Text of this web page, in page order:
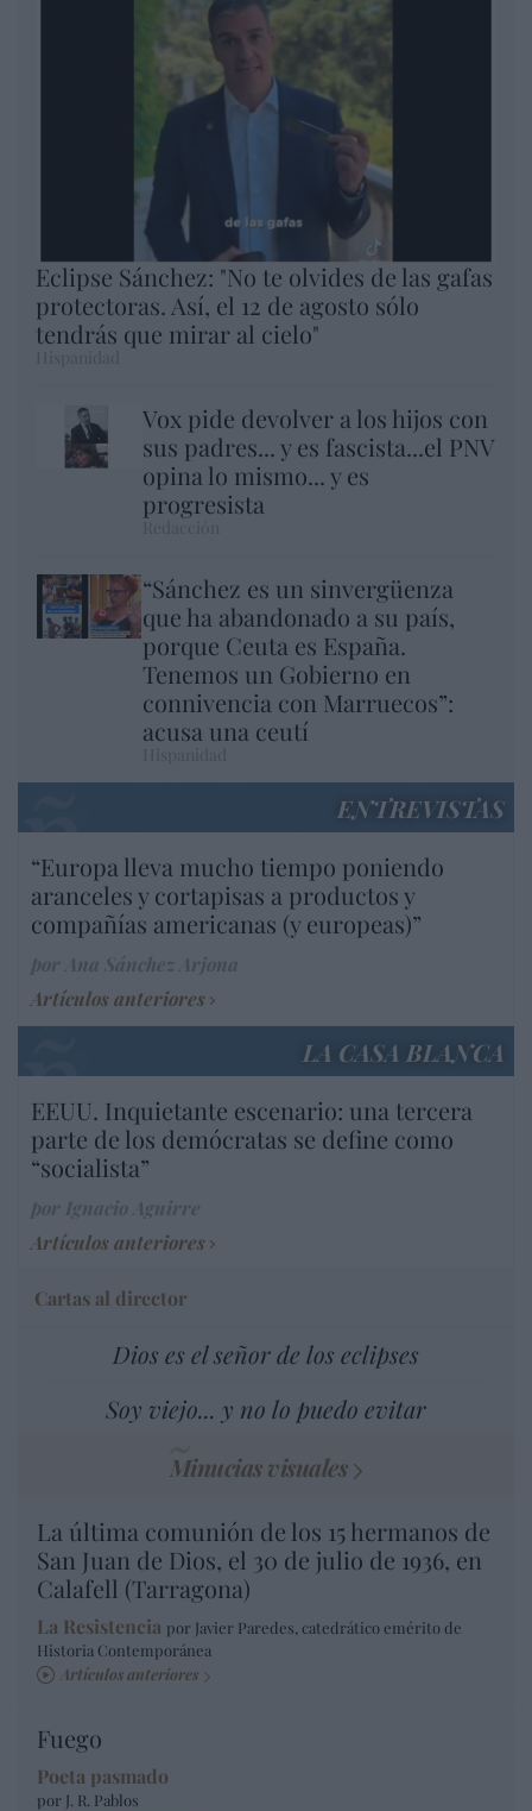
Eclipse Sánchez: "No te olvides de las gafas
protectoras. Así, el 12 de agosto sólo
tendrás que mirar al cielo"
Vox pide devolver a los hijos con
sus padres... y es fascista...el PNV
opina lo mismo... y es
progresista
“Sánchez es un sinvergüenza
que ha abandonado a su país,
porque Ceuta es España.
Tenemos un Gobierno en
connivencia con Marruecos”:
acusa una ceutí
ENTREVISTAS
“Europa lleva mucho tiempo poniendo
aranceles y cortapisas a productos y
compañías americanas (y europeas)”
Artículos anteriores
LA CASA BLANCA
EEUU. Inquietante escenario: una tercera
parte de los demócratas se define como
“socialista”
Artículos anteriores
Cartas al director
Dios es el señor de los eclipses
Soy viejo... y no lo puedo evitar
Minucias visuales
La última comunión de los 15 hermanos de
San Juan de Dios, el 30 de julio de 1936, en
Calafell (Tarragona)
La Resistencia por Javier Paredes, catedrático emérito de
Historia Contemporánea
Artículos anteriores
Fuego
Poeta pasmado
por J. R. Pablos